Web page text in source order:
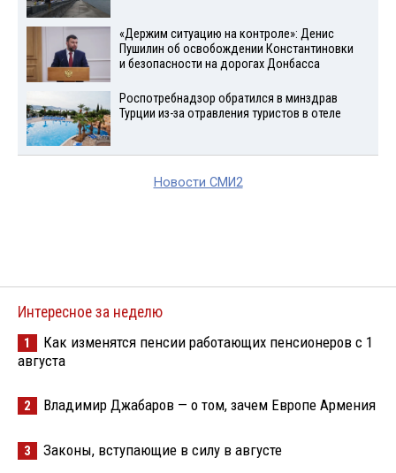
«Держим ситуацию на контроле»: Денис
Пушилин об освобождении Константиновки
и безопасности на дорогах Донбасса
Роспотребнадзор обратился в минздрав
Турции из-за отравления туристов в отеле
Новости СМИ2
Интересное за неделю
1
Как изменятся пенсии работающих пенсионеров с 1
августа
2 Владимир Джабаров — о том, зачем Европе Армения
3 Законы, вступающие в силу в августе